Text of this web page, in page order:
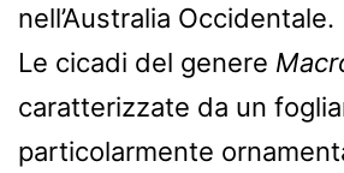
nell’Australia Occidentale.
Le cicadi del genere
caratterizzate da un
particolarmente